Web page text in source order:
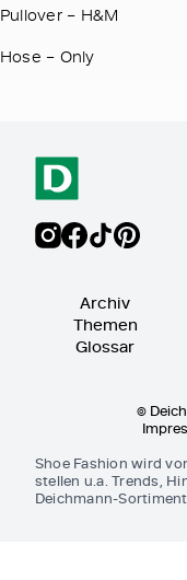
Pullover – H&M
Hose – Only
Archiv
Themen
Glossar
©
Shoe Fashion wird
stellen u.a. Trends,
Deichmann-